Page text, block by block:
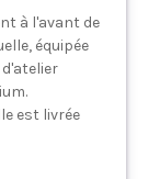
à l'avant de
équipée
est livrée